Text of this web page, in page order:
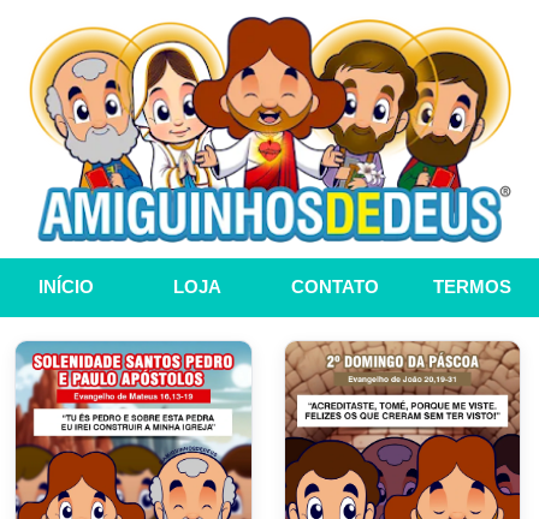
INÍCIO LOJA CONTATO TERMOS